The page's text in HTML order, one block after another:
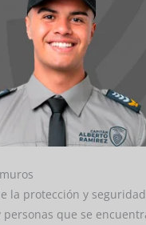
la protección y
personas que se